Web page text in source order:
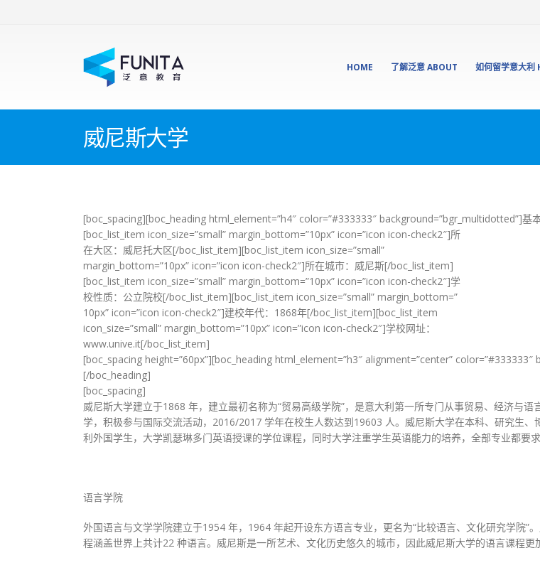
HOME 了解泛意 ABOUT 如何留学意大利
威尼斯大学
[boc_spacing][boc_heading html_element=”h4″ color=”#333333″ background=”bgr_multidotted”]基
[boc_list_item icon_size=”small” margin_bottom=”10px” icon=”icon icon-check2″]所
在大区：威尼托大区[/boc_list_item][boc_list_item icon_size=”small”
margin_bottom=”10px” icon=”icon icon-check2″]所在城市：威尼斯[/boc_list_item]
[boc_list_item icon_size=”small” margin_bottom=”10px” icon=”icon icon-check2″]学
校性质：公立院校[/boc_list_item][boc_list_item icon_size=”small” margin_bottom=”
10px” icon=”icon icon-check2″]建校年代：1868年[/boc_list_item][boc_list_item
icon_size=”small” margin_bottom=”10px” icon=”icon icon-check2″]学校网址：
www.unive.it[/boc_list_item]
[boc_spacing height=”60px”][boc_heading html_element=”h3″ alignment=”center”
[/boc_heading]
[boc_spacing]
威尼斯大学建立于1868 年，建立最初名称为“贸易高级学院”，是意大利第一所专门从事贸易、经济与
学，积极参与国际交流活动，2016/2017 学年在校生人数达到19603 人。威尼斯大学在本科、研究生
利外国学生，大学凯瑟琳多门英语授课的学位课程，同时大学注重学生英语能力的培养，全部专业都要
语言学院
外国语言与文学学院建立于1954 年，1964 年起开设东方语言专业，更名为“比较语言、文化研究学院
程涵盖世界上共计22 种语言。威尼斯是一所艺术、文化历史悠久的城市，因此威尼斯大学的语言课程